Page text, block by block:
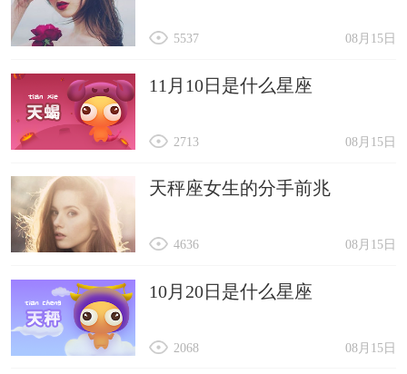
08月15日
5537
11月10日是什么星座
08月15日
2713
天秤座女生的分手前兆
08月15日
4636
10月20日是什么星座
08月15日
2068